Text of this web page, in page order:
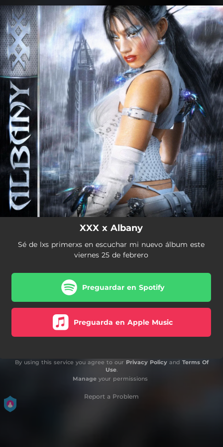
You're all set!
XXX x Albany
Sé de lxs primerxs en escuchar mi nuevo álbum este
viernes 25 de febrero
Preguardar en Spotify
Preguarda en Apple Music
By using this service you agree to our Privacy Policyand Terms Of
Use.
Manageyour permissions
Report a Problem
.